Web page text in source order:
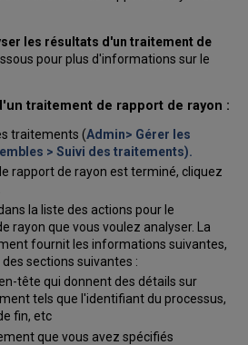
les résultats d'un traitement de
pour plus d'informations sur le
traitement de rapport de rayon :
traitements (Admin> Gérer les
> Suivi des traitements).
rapport de rayon est terminé, cliquez
la liste des actions pour le
rayon que vous voulez analyser. La
fournit les informations suivantes,
sections suivantes :
tête qui donnent des détails sur
tels que l'identifiant du processus,
fin, etc
que vous avez spécifiés